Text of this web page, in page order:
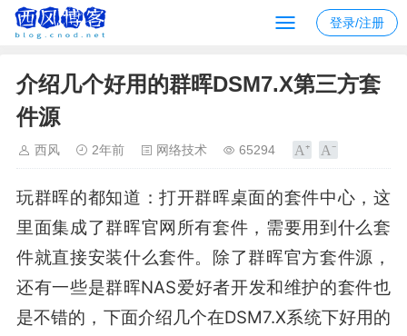
登录/注册
介绍几个好用的群晖DSM7.X第三方套
件源
西风 2年前 网络技术 65294
玩群晖的都知道：打开群晖桌面的套件中心，这
里面集成了群晖官网所有套件，需要用到什么套
件就直接安装什么套件。除了群晖官方套件源，
还有一些是群晖NAS爱好者开发和维护的套件也
是不错的，下面介绍几个在DSM7.X系统下好用的